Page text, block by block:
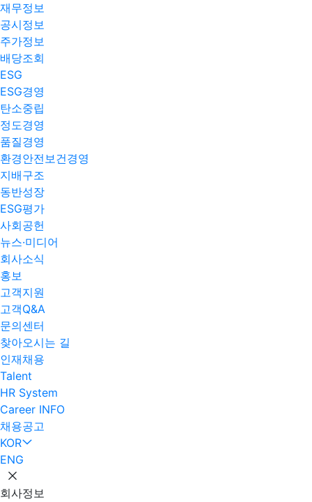
재무정보
공시정보
주가정보
배당조회
ESG
ESG경영
탄소중립
정도경영
품질경영
환경안전보건경영
지배구조
동반성장
ESG평가
사회공헌
뉴스·미디어
회사소식
홍보
고객지원
고객Q&A
문의센터
찾아오시는 길
인재채용
Talent
HR System
Career INFO
채용공고
KOR
ENG
회사정보